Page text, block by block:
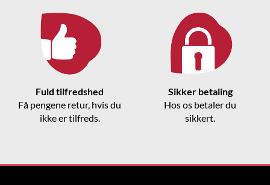
Fuld tilfredshed
Få pengene retur, hvis du
ikke er tilfreds.
Sikker betaling
Hos os betaler du
sikkert.